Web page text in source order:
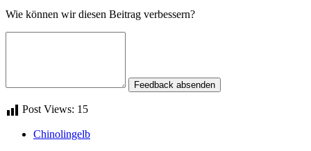
Wie können wir diesen Beitrag verbessern?
Feedback absenden
Post Views: 15
Chinolingelb